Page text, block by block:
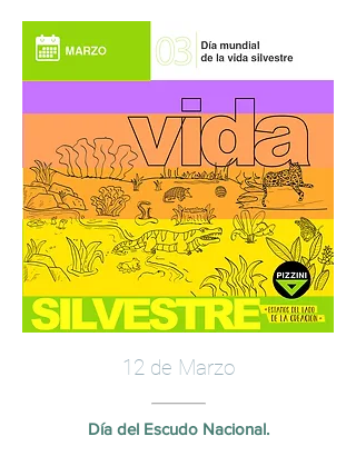
12 de Marzo
Día del Escudo Nacional.